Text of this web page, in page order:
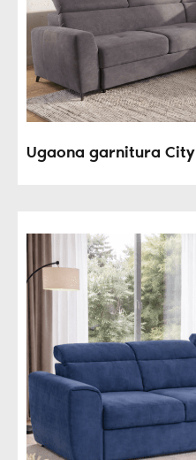
Ugaona garnitura City